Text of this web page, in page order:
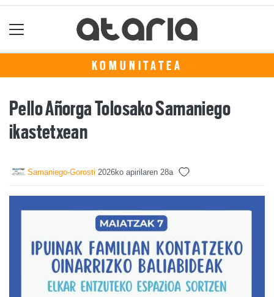
KOMUNITATEA
Pello Añorga Tolosako Samaniego
ikastetxean
Samaniego-Gorosti 2026ko apirilaren 28a